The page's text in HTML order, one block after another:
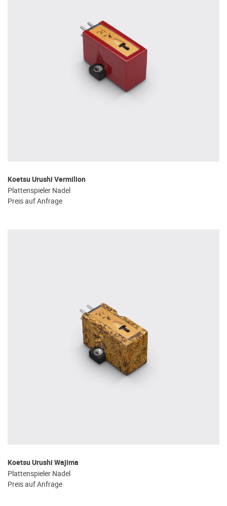
Koetsu Urushi Vermilion
Plattenspieler Nadel
Preis auf Anfrage
Koetsu Urushi Wajima
Plattenspieler Nadel
Preis auf Anfrage